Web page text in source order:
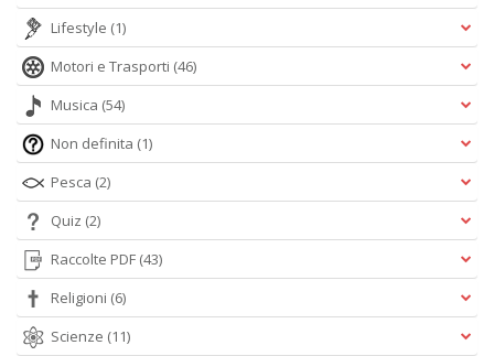
Lifestyle (1)
Motori e Trasporti (46)
Musica (54)
Non definita (1)
Pesca (2)
Quiz (2)
Raccolte PDF (43)
Religioni (6)
Scienze (11)